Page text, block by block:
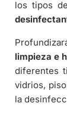
los tipos
limpieza e
diferentes
vidrios,
la